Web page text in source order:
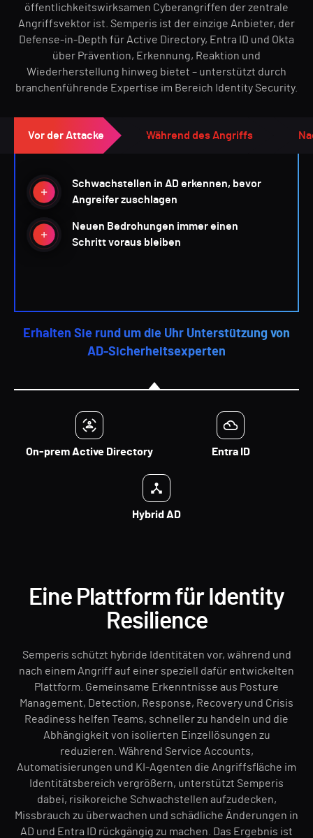
öffentlichkeitswirksamen Cyberangriffen der zentrale
Angriffsvektor ist. Semperis ist der einzige Anbieter, der
Defense-in-Depth für Active Directory, Entra ID und Okta
über Prävention, Erkennung, Reaktion und
Wiederherstellung hinweg bietet – unterstützt durch
branchenführende Expertise im Bereich Identity Security.
Während des Angriffs
Vor der Attacke
Schwachstellen in AD erkennen, bevor
Angreifer zuschlagen
Neuen Bedrohungen immer einen
Schritt voraus bleiben
Erhalten Sie rund um die Uhr Unterstützung von
AD-Sicherheitsexperten
On-prem Active Directory Entra ID
Hybrid AD
Eine Plattform für Identity
Resilience
Semperis schützt hybride Identitäten vor, während und
nach einem Angriff auf einer speziell dafür entwickelten
Plattform. Gemeinsame Erkenntnisse aus Posture
Management, Detection, Response, Recovery und Crisis
Readiness helfen Teams, schneller zu handeln und die
Abhängigkeit von isolierten Einzellösungen zu
reduzieren. Während Service Accounts,
Automatisierungen und KI-Agenten die Angriffsfläche im
Identitätsbereich vergrößern, unterstützt Semperis
dabei, risikoreiche Schwachstellen aufzudecken,
Missbrauch zu überwachen und schädliche Änderungen in
AD und Entra ID rückgängig zu machen. Das Ergebnis ist